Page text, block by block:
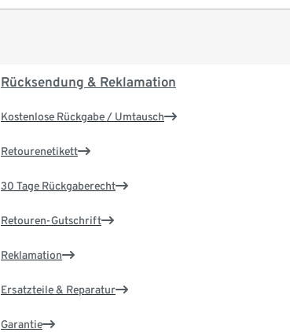
Rücksendung & Reklamation
Kostenlose Rückgabe / Umtausch
Retourenetikett
30 Tage Rückgaberecht
Retouren-Gutschrift
Reklamation
Ersatzteile & Reparatur
Garantie